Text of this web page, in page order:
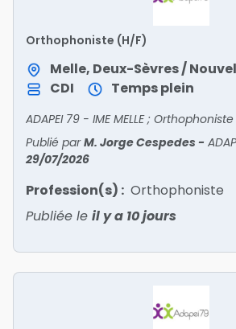
Orthophoniste (H/F)
Melle, Deux-Sèvres /
CDI
Temps plein
Publié parM. Jorge Cespedes -
29/07/2026
Profession(s) : Orthophoniste
Publiée le il y a 10 jours